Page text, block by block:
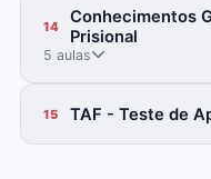
14
Conhecimentos
Prisional
5 aulas
15 TAF - Teste de